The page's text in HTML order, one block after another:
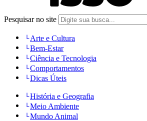
Pesquisar no site
Arte e Cultura
Bem-Estar
Ciência e Tecnologia
Comportamentos
Dicas Úteis
História e Geografia
Meio Ambiente
Mundo Animal